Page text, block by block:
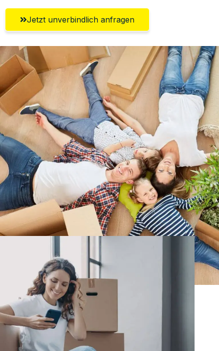
Jetzt unverbindlich anfragen